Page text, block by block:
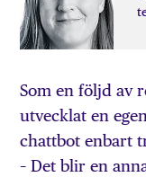
Som en följd av
utvecklat en
chattbot enbart
– Det blir en